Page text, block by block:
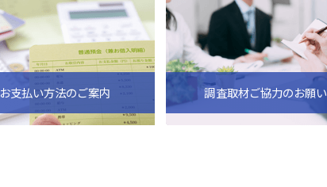
お支払い方法のご案内 調査取材ご協力のお願い